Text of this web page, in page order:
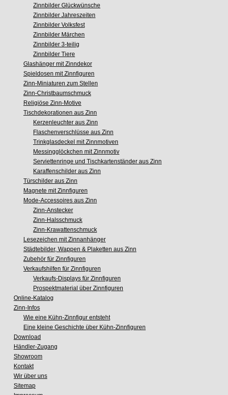
Zinnbilder Glückwünsche
Zinnbilder Jahreszeiten
Zinnbilder Volksfest
Zinnbilder Märchen
Zinnbilder 3-teilig
Zinnbilder Tiere
Glashänger mit Zinndekor
Spieldosen mit Zinnfiguren
Zinn-Miniaturen zum Stellen
Zinn-Christbaumschmuck
Religiöse Zinn-Motive
Tischdekorationen aus Zinn
Kerzenleuchter aus Zinn
Flaschenverschlüsse aus Zinn
Trinkglasdeckel mit Zinnmotiven
Messingglöckchen mit Zinnmotiv
Serviettenringe und Tischkartenständer aus Zinn
Karaffenschilder aus Zinn
Türschilder aus Zinn
Magnete mit Zinnfiguren
Mode-Accessoires aus Zinn
Zinn-Anstecker
Zinn-Halsschmuck
Zinn-Krawattenschmuck
Lesezeichen mit Zinnanhänger
Städtebilder, Wappen & Plaketten aus Zinn
Zubehör für Zinnfiguren
Verkaufshilfen für Zinnfiguren
Verkaufs-Displays für Zinnfiguren
Prospektmaterial über Zinnfiguren
Online-Katalog
Zinn-Infos
Wie eine Kühn-Zinnfigur entsteht
Eine kleine Geschichte über Kühn-Zinnfiguren
Download
Händler-Zugang
Showroom
Kontakt
Wir über uns
Sitemap